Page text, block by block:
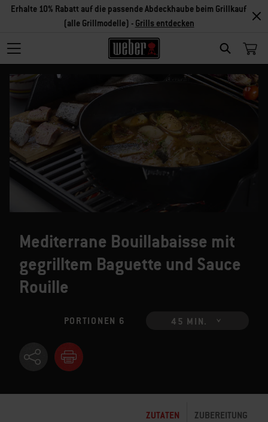
SEARCH
Erhalte 10% Rabatt auf die passende Abdeckhaube beim Grillkauf
(alle Grillmodelle) - Grills entdecken
Mediterrane Bouillabaisse mit
gegrilltem Baguette und Sauce
Rouille
PORTIONEN 6 45 MIN.
ZUTATEN ZUBEREITUNG